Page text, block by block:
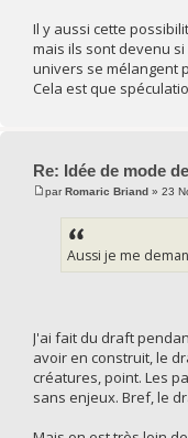
Il y aussi cette
mais ils sont devenu
univers se mélangent
Cela est que
Re: Idée de mode
parRomaric Briand » 23
Aussi je me
J'ai fait du draft
avoir en construit, le
créatures, point. Les
sans enjeux. Bref, le